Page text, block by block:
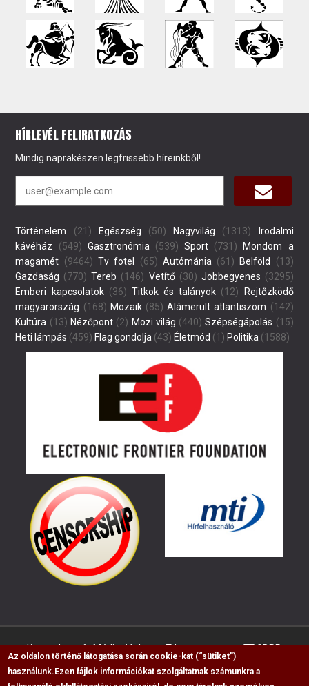
HÍRLEVÉL FELIRATKOZÁS
Mindig naprakészen legfrissebb híreinkből!
Történelem (21) Egészség (50) Nagyvilág (1313)
Irodalmi
kávéház (549) Gasztronómia(539) Sport (731)
Mondom a
magamét (9464) Tv fotel (65) Autómánia(61) Belföld
(13)
Gazdaság (770) Tereb (146) Vetítő(30) Jobbegyenes (3295)
Emberi kapcsolatok(36) Titkok és talányok (12)
Rejtőzködő
magyarország (168) Mozaik(85) Alámerült atlantiszom (142)
Kultúra (13) Nézőpont(2) Mozi világ (440) Szépségápolás (15)
Heti lámpás (459) Flag gondolja (43) Életmód (1) Politika (1588)
Kapcsolat Médiaajánlat Impresszum GDPR
Az oldalon történő látogatása során cookie-kat (“sütiket”)
használunk. Ezen fájlok információkat szolgáltatnak számunkra a